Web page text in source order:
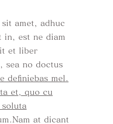
amet, adhuc
in, est ne diam
et liber
sea no doctus
definiebas mel.
et, quo cu
at dicant